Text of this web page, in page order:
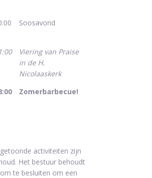
Soosavond
Viering van Praise
in de H.
Nicolaaskerk
Zomerbarbecue!
activiteiten zijn
Het bestuur behoudt
te besluiten om een